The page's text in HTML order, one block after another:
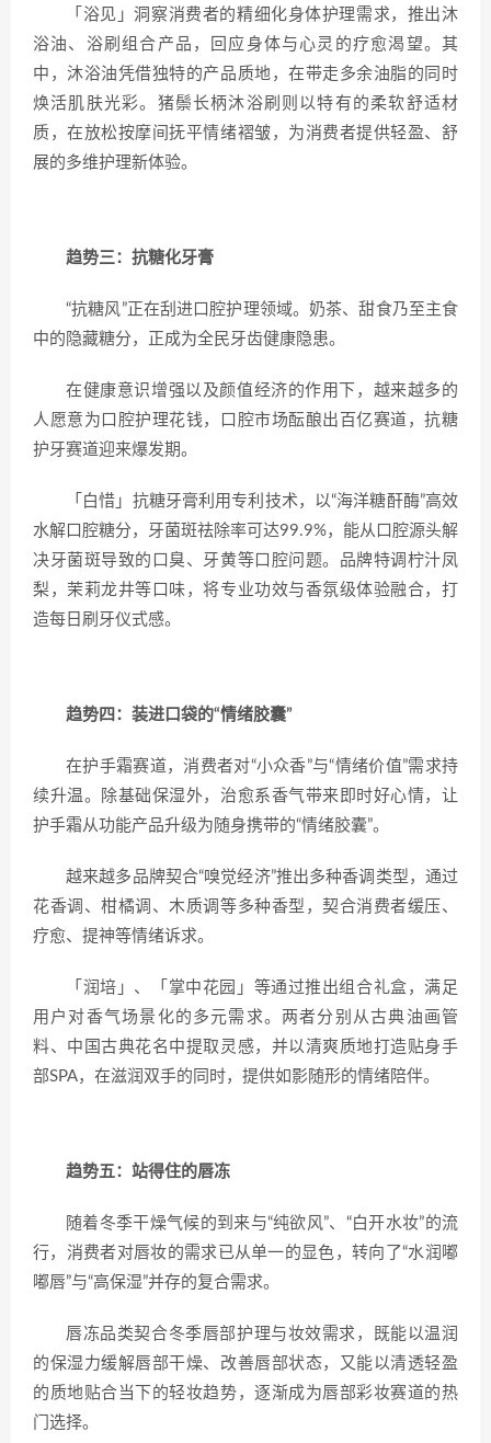
「浴见」洞察消费者的精细化身体护理需求，推出沐
浴油、浴刷组合产品，回应身体与心灵的疗愈渴望。其
中，沐浴油凭借独特的产品质地，在带走多余油脂的同时
焕活肌肤光彩。猪鬃长柄沐浴刷则以特有的柔软舒适材
质，在放松按摩间抚平情绪褶皱，为消费者提供轻盈、舒
展的多维护理新体验。
趋势三：抗糖化牙膏
“抗糖风”正在刮进口腔护理领域。奶茶、甜食乃至主食
中的隐藏糖分，正成为全民牙齿健康隐患。
在健康意识增强以及颜值经济的作用下，越来越多的
人愿意为口腔护理花钱，口腔市场酝酿出百亿赛道，抗糖
护牙赛道迎来爆发期。
「白惜」抗糖牙膏利用专利技术，以“海洋糖酐酶”高效
水解口腔糖分，牙菌斑祛除率可达99.9%，能从口腔源头解
决牙菌斑导致的口臭、牙黄等口腔问题。品牌特调柠汁凤
梨，茉莉龙井等口味，将专业功效与香氛级体验融合，打
造每日刷牙仪式感。
趋势四：装进口袋的“情绪胶囊”
在护手霜赛道，消费者对“小众香”与“情绪价值”需求持
续升温。除基础保湿外，治愈系香气带来即时好心情，让
护手霜从功能产品升级为随身携带的“情绪胶囊”。
越来越多品牌契合“嗅觉经济”推出多种香调类型，通过
花香调、柑橘调、木质调等多种香型，契合消费者缓压、
疗愈、提神等情绪诉求。
「润培」、「掌中花园」等通过推出组合礼盒，满足
用户对香气场景化的多元需求。两者分别从古典油画管
料、中国古典花名中提取灵感，并以清爽质地打造贴身手
部SPA，在滋润双手的同时，提供如影随形的情绪陪伴。
趋势五：站得住的唇冻
随着冬季干燥气候的到来与“纯欲风”、“白开水妆”的流
行，消费者对唇妆的需求已从单一的显色，转向了“水润嘟
嘟唇”与“高保湿”并存的复合需求。
唇冻品类契合冬季唇部护理与妆效需求，既能以温润
的保湿力缓解唇部干燥、改善唇部状态，又能以清透轻盈
的质地贴合当下的轻妆趋势，逐渐成为唇部彩妆赛道的热
门选择。